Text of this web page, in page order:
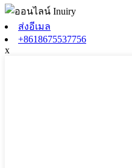
ส่งอีเมล
+8618675537756
x